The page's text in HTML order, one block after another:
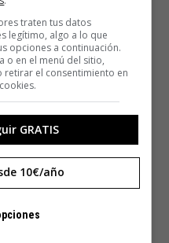
traten tus datos
legítimo, algo a lo que
opciones a continuación.
o en el menú del sitio,
retirar el consentimiento en
GRATIS
10€/año